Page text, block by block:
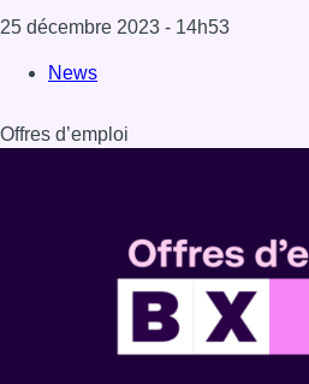
25 décembre 2023 - 14h53
News
Offres d’emploi